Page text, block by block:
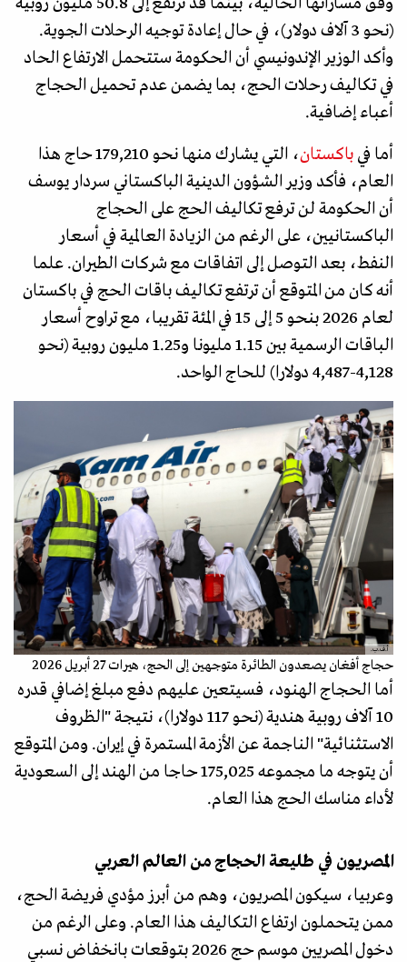
(نحو 3 آلاف دولار)، في حال إعادة توجيه الرحلات الجوية.
وأكد الوزير الإندونيسي أن الحكومة ستتحمل الارتفاع الحاد
في تكاليف رحلات الحج، بما يضمن عدم تحميل الحجاج
أعباء إضافية.
أما في باكستان
، التي يشارك منها نحو 179,210 حاج هذا
العام، فأكد وزير الشؤون الدينية الباكستاني سردار يوسف
أن الحكومة لن ترفع تكاليف الحج على الحجاج
الباكستانيين، على الرغم من الزيادة العالمية في أسعار
النفط، بعد التوصل إلى اتفاقات مع شركات الطيران. علما
أنه كان من المتوقع أن ترتفع تكاليف باقات الحج في باكستان
لعام 2026 بنحو 5 إلى 15 في المئة تقريبا، مع تراوح أسعار
الباقات الرسمية بين 1.15 مليونا و1.25 مليون روبية (نحو
4,128-4,487 دولارا) للحاج الواحد.
أ.ف.ب.
حجاج أفغان يصعدون الطائرة متوجهين إلى الحج، هيرات 27 أبريل 2026
أما الحجاج الهنود، فسيتعين عليهم دفع مبلغ إضافي قدره
10 آلاف روبية هندية (نحو 117 دولارا)، نتيجة "الظروف
الاستثنائية" الناجمة عن الأزمة المستمرة في إيران. ومن المتوقع
أن يتوجه ما مجموعه 175,025 حاجا من الهند إلى السعودية
لأداء مناسك الحج هذا العام.
المصريون في طليعة الحجاج من العالم العربي
وعربيا، سيكون المصريون، وهم من أبرز مؤدي فريضة الحج،
ممن يتحملون ارتفاع التكاليف هذا العام. وعلى الرغم من
دخول المصريين موسم حج 2026 بتوقعات بانخفاض نسبي